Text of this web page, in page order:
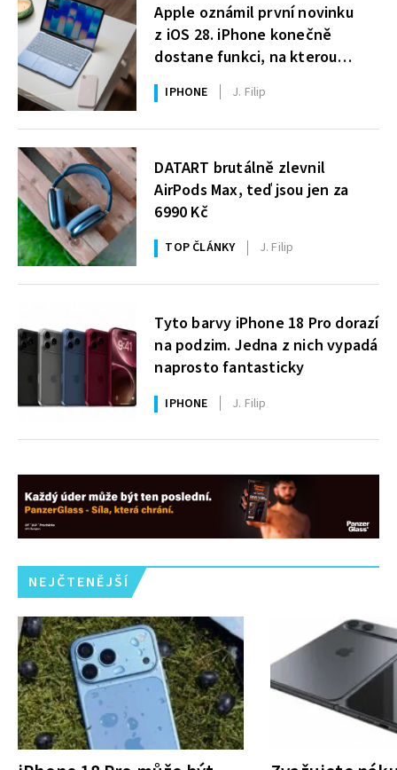
Apple oznámil první novinku
z iOS 28. iPhone konečně
dostane funkci, na kterou
uživatelé Windows čekají roky
IPHONE J. Filip
DATART brutálně zlevnil
AirPods Max, teď jsou jen za
6990 Kč
TOP ČLÁNKY J. Filip
Tyto barvy iPhone 18 Pro dorazí
na podzim. Jedna z nich vypadá
naprosto fantasticky
IPHONE J. Filip
NEJČTENĚJŠÍ